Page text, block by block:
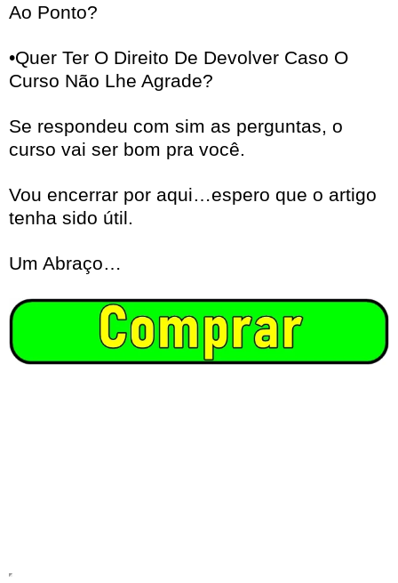
Ao Ponto?
•Quer Ter O Direito De Devolver Caso O
Curso Não Lhe Agrade?
Se respondeu com sim as perguntas, o
curso vai ser bom pra você.
Vou encerrar por aqui…espero que o artigo
tenha sido útil.
Um Abraço…